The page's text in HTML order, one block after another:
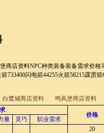
商店资料NPC种类装备装备需求价格
733400闪电箭44255火箭58215霹雳箭
白鹭城商店资料 鸣凤堡商店资料
价格
量 灵巧 职业需求
20